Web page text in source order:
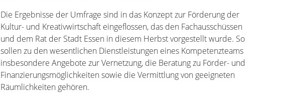
Die Ergebnisse der Umfrage sind in das Konzept zur Förderung der
Kultur- und Kreativwirtschaft eingeflossen, das den Fachausschüssen
und dem Rat der Stadt Essen in diesem Herbst vorgestellt wurde. So
sollen zu den wesentlichen Dienstleistungen eines Kompetenzteams
insbesondere Angebote zur Vernetzung, die Beratung zu Förder- und
Finanzierungsmöglichkeiten sowie die Vermittlung von geeigneten
Räumlichkeiten gehören.